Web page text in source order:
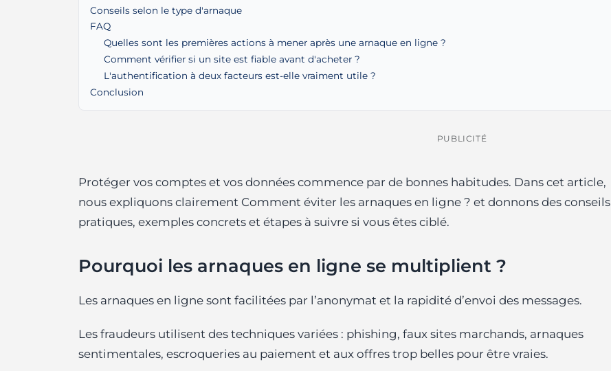
Conseils selon le type d'arnaque
FAQ
Quelles sont les premières actions à mener après une arnaque en ligne ?
Comment vérifier si un site est fiable avant d'acheter ?
L'authentification à deux facteurs est-elle vraiment utile ?
Conclusion
PUBLICITÉ
Protéger vos comptes et vos données commence par de bonnes habitudes. Dans cet article,
nous expliquons clairement Comment éviter les arnaques en ligne ? et donnons des conseils
pratiques, exemples concrets et étapes à suivre si vous êtes ciblé.
Pourquoi les arnaques en ligne se multiplient ?
Les arnaques en ligne sont facilitées par l’anonymat et la rapidité d’envoi des messages.
Les fraudeurs utilisent des techniques variées : phishing, faux sites marchands, arnaques
sentimentales, escroqueries au paiement et aux offres trop belles pour être vraies.